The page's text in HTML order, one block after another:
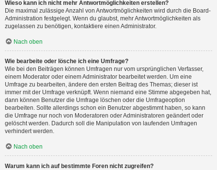
Wieso kann ich nicht mehr Antwortmöglichkeiten erstellen?
Die maximal zulässige Anzahl von Antwortmöglichkeiten wird durch die Board-
Administration festgelegt. Wenn du glaubst, mehr Antwortmöglichkeiten als
zugelassen zu benötigen, kontaktiere einen Administrator.
Nach oben
Wie bearbeite oder lösche ich eine Umfrage?
Wie bei den Beiträgen können Umfragen nur vom ursprünglichen Verfasser,
einem Moderator oder einem Administrator bearbeitet werden. Um eine
Umfrage zu bearbeiten, ändere den ersten Beitrag des Themas; dieser ist
immer mit der Umfrage verknüpft. Wenn niemand eine Stimme abgegeben hat,
dann können Benutzer die Umfrage löschen oder die Umfrageoption
bearbeiten. Sollte allerdings schon ein Benutzer abgestimmt haben, so kann
die Umfrage nur noch von Moderatoren oder Administratoren geändert oder
gelöscht werden. Dadurch soll die Manipulation von laufenden Umfragen
verhindert werden.
Nach oben
Warum kann ich auf bestimmte Foren nicht zugreifen?